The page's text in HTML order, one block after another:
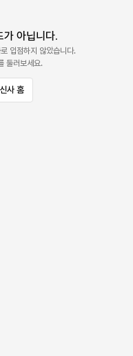
가 아닙니다.
입점하지 않았습니다.
둘러보세요.
사 홈